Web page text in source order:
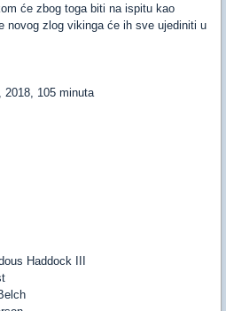
će zbog toga biti na ispitu kao
novog zlog vikinga će ih sve ujediniti u
2018, 105 minuta
Haddock III